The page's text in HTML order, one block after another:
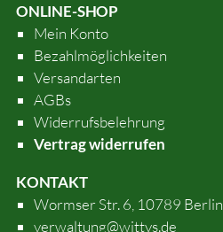
ONLINE-SHOP
Mein Konto
Bezahlmöglichkeiten
Versandarten
AGBs
Widerrufsbelehrung
Vertrag widerrufen
KONTAKT
Wormser Str. 6, 10789 Berlin
verwaltung@wittys.de